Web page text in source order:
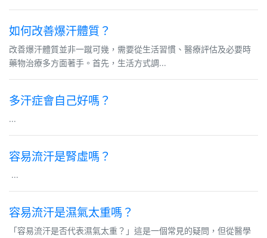
如何改善爆汗體質？
改善爆汗體質並非一蹴可幾，需要從生活習慣、醫療評估及必要時
藥物治療多方面著手。首先，生活方式調...
多汗症會自己好嗎？
...
容易流汗是腎虛嗎？
...
容易流汗是濕氣太重嗎？
「容易流汗是否代表濕氣太重？」這是一個常見的疑問，但從醫學